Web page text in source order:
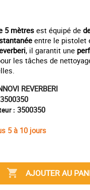
5 mètres est équipé de
entre le pistolet
, il garantit une
les tâches de
REVERBERI
3500350
: 3500350
5 à 10 jours
 AJOUTER AU